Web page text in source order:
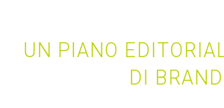
UN PIANO
DI BRAND